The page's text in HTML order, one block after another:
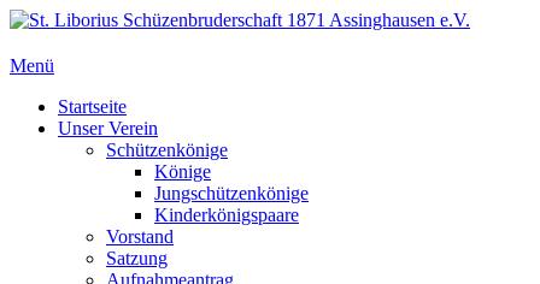
Zum
springen
St. Liborius Schüzenbruderschaft 1871 Assinghausen e.V.
Menü
Primäres
Menü
Startseite
Unser Verein
Schützenkönige
Könige
Jungschützenkönige
Kinderkönigspaare
Vorstand
Satzung
Aufnahmeantrag